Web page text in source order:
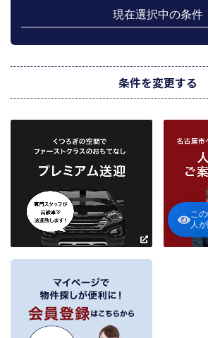
こ
人
携先のご案内や商品の発送、関連するアフターサー
のメンテナンス等の業務に関するお知らせ等に利用し
介の依頼者に提供することがあります。
下記３記載の第三者に提供します。
当社は、当社との不動産取引に伴い賃貸物件の入居
物件の申込者様・購入者様管理もしくは媒介の委託
の他権利者様から受領した申込書、契約書等に記載
正な手段で入手した個人情報を有しています。
お客様との契約の履行、賃貸取引にあっては契約管
約後の管理・アフターサービス実施のため利用しま
当社は、当社の他の不動産物件におけるサービスの
有用と思われる当社提携先の商品・サービス等を紹
ールの発送等のために、お宮様の個人情報のうち住
ルアドレスの情報を利用させていただきます。この
の申し出により取り止めます。
３．個人情報の第三者への提供
当社が保有する個人情報は、お客様との契約の履行、
理、売買取引にあっては契約後の管理・アフターサー
内容に応じて、氏名、住所、電話番号、生年月日、不
を、書面、郵便物、電話、インターネット、電子メー
現在選択中の条件
条件を変更する
市区町村